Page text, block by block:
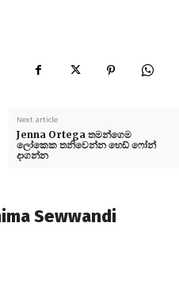
Next article
Jenna Ortega තමන්ගෙම
ලෝකෙක තනිවෙන්න හෙඩ් ෆෝන්
දාගන්න
Sewwandi